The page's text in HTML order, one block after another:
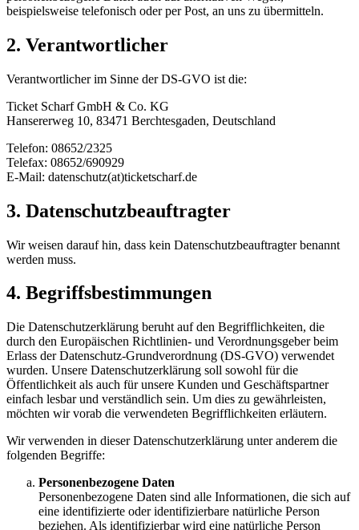
beispielsweise telefonisch oder per Post, an uns zu übermitteln.
2. Verantwortlicher
Verantwortlicher im Sinne der DS-GVO ist die:
Ticket Scharf GmbH & Co. KG
Hansererweg 10, 83471 Berchtesgaden, Deutschland
Telefon: 08652/2325
Telefax: 08652/690929
E-Mail: datenschutz(at)ticketscharf.de
3. Datenschutzbeauftragter
Wir weisen darauf hin, dass kein Datenschutzbeauftragter benannt
werden muss.
4. Begriffsbestimmungen
Die Datenschutzerklärung beruht auf den Begrifflichkeiten, die
durch den Europäischen Richtlinien- und Verordnungsgeber beim
Erlass der Datenschutz-Grundverordnung (DS-GVO) verwendet
wurden. Unsere Datenschutzerklärung soll sowohl für die
Öffentlichkeit als auch für unsere Kunden und Geschäftspartner
einfach lesbar und verständlich sein. Um dies zu gewährleisten,
möchten wir vorab die verwendeten Begrifflichkeiten erläutern.
Wir verwenden in dieser Datenschutzerklärung unter anderem die
folgenden Begriffe:
Personenbezogene Daten
Personenbezogene Daten sind alle Informationen, die sich auf
eine identifizierte oder identifizierbare natürliche Person
beziehen. Als identifizierbar wird eine natürliche Person